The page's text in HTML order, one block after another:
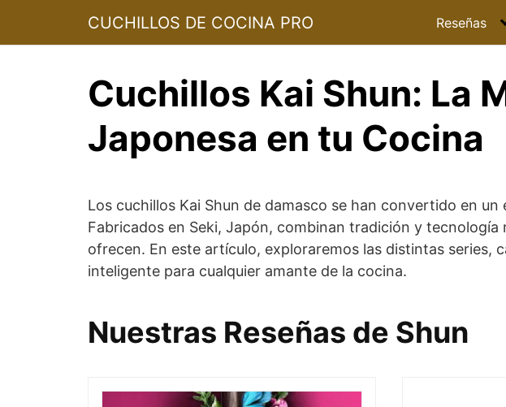
content
CUCHILLOS DE COCINA PRO Reseñas
Cuchillos Kai Shun: La
Japonesa en tu Cocina
Los cuchillos Kai Shun de damasco se han convertido en
Fabricados en Seki, Japón, combinan tradición y
ofrecen. En este artículo, exploraremos las distintas series,
inteligente para cualquier amante de la cocina.
Nuestras Reseñas de Shun